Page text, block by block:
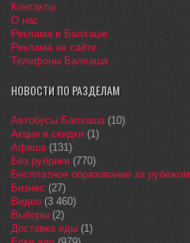
Контакты
О нас
Реклама в Балхаше
Реклама на сайте
Телефоны Балхаша
НОВОСТИ ПО РАЗДЕЛАМ
Автобусы Балхаша(10)
Акции и скидки (1)
Афиша(131)
Без рубрики (770)
Бесплатное образование за рубежом
Бизнес (27)
Видео (3 460)
Выборы (2)
Доставка еды (1)